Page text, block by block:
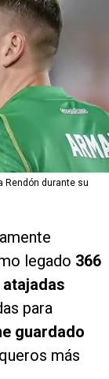
Rendón durante su
legado 366
para
guardado
más